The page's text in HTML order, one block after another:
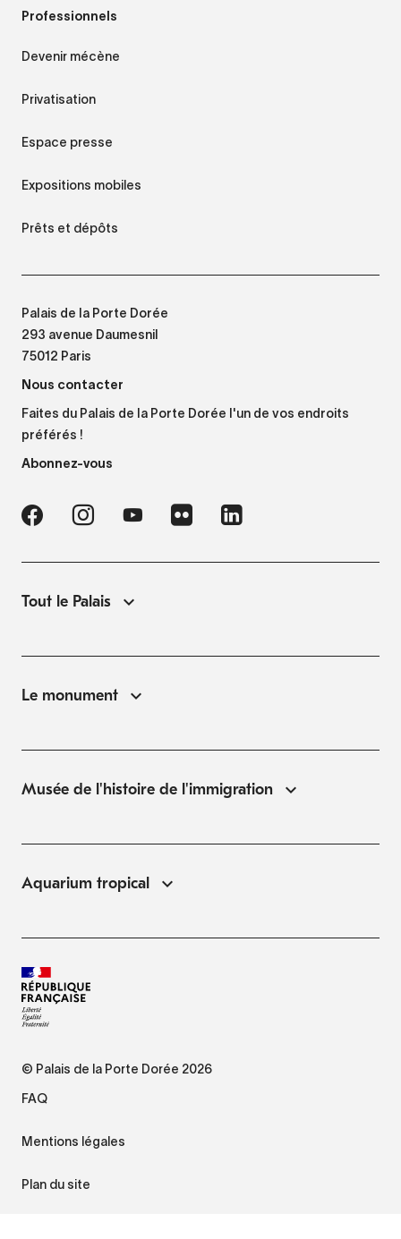
Professionnels
Devenir mécène
Privatisation
Espace presse
Expositions mobiles
Prêts et dépôts
Palais de la Porte Dorée
293 avenue Daumesnil
75012 Paris
Nous contacter
Faites du Palais de la Porte Dorée l'un de vos endroits
préférés !
Abonnez-vous
Tout le Palais
Le monument
Musée de l'histoire de l'immigration
Aquarium tropical
© Palais de la Porte Dorée 2026
FAQ
Mentions légales
Plan du site